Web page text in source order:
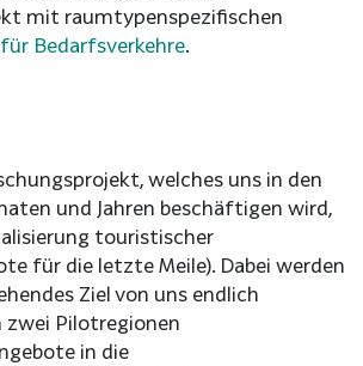
mit raumtypenspezifischen
Bedarfsverkehre.
welches uns in den
und Jahren beschäftigen wird,
touristischer
für die letzte Meile). Dabei werden
Ziel von uns endlich
zwei Pilotregionen
in die